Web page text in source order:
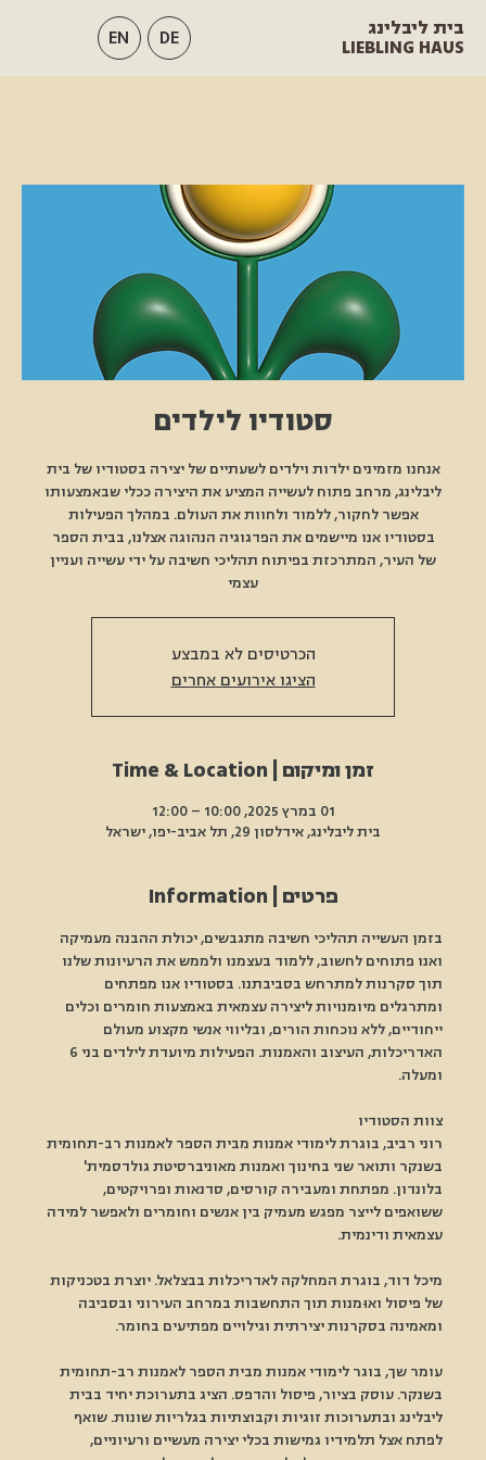
בית ליבלינג
LIEBLING HAUS
EN DE
סטודיו לילדים
אנחנו מזמינים ילדות וילדים לשעתיים של יצירה בסטודיו של בית
ליבלינג, מרחב פתוח לעשייה המציע את היצירה ככלי שבאמצעותו
אפשר לחקור, ללמוד ולחוות את העולם. במהלך הפעילות
בסטודיו אנו מיישמים את הפדגוגיה הנהוגה אצלנו, בבית הספר
של העיר, המתרכזת בפיתוח תהליכי חשיבה על ידי עשייה ועניין
עצמי
הכרטיסים לא במבצע
הציגו אירועים אחרים
זמן ומיקום | Time & Location
01 במרץ 2025, 10:00 – 12:00
בית ליבלינג, אידלסון 29, תל אביב-יפו, ישראל
פרטים | Information
בזמן העשייה תהליכי חשיבה מתגבשים, יכולת ההבנה מעמיקה
ואנו פתוחים לחשוב, ללמוד בעצמנו ולממש את הרעיונות שלנו
תוך סקרנות למתרחש בסביבתנו. בסטודיו אנו מפתחים
ומתרגלים מיומנויות ליצירה עצמאית באמצעות חומרים וכלים
ייחודיים, ללא נוכחות הורים, ובליווי אנשי מקצוע מעולם
ומעלה.
צוות הסטודיו
רוני רביב, בוגרת לימודי אמנות מבית הספר לאמנות רב-תחומית
בשנקר ותואר שני בחינוך ואמנות מאוניברסיטת גולדסמית'
בלונדון. מפתחת ומעבירה קורסים, סדנאות ופרויקטים,
ששואפים לייצר מפגש מעמיק בין אנשים וחומרים ולאפשר למידה
עצמאית ודינמית.
מיכל דוד, בוגרת המחלקה לאדריכלות בבצלאל. יוצרת בטכניקות
של פיסול ואוּמנות תוך התחשבות במרחב העירוני ובסביבה
ומאמינה בסקרנות יצירתית וגילויים מפתיעים בחומר.
עומר שך, בוגר לימודי אמנות מבית הספר לאמנות רב-תחומית
בשנקר. עוסק בציור, פיסול והדפס. הציג בתערוכת יחיד בבית
ליבלינג ובתערוכות זוגיות וקבוצתיות בגלריות שונות. שואף
לפתח אצל תלמידיו גמישות בכלי יצירה מעשיים ורעיוניים,